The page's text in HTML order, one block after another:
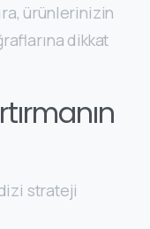
ürünlerinizin
dikkat
strateji